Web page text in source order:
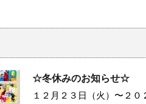
☆冬休みのお知らせ☆
１２月２３日（火）〜２